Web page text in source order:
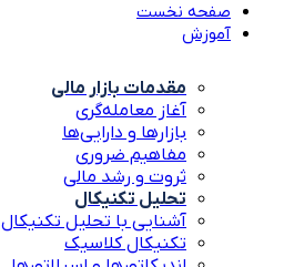
صفحه نخست
آموزش
مقدمات بازار مالی
آغاز معامله‌گری
بازارها و دارایی‌ها
مفاهیم ضروری
ثروت و رشد مالی
تحلیل تکنیکال
آشنایی با تحلیل تکنیکال
تکنیکال کلاسیک